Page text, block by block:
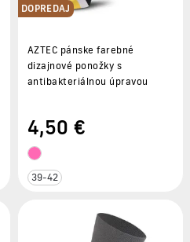
DOPREDAJ
AZTEC pánske farebné
dizajnové ponožky s
antibakteriálnou úpravou
4,50 €
39-42